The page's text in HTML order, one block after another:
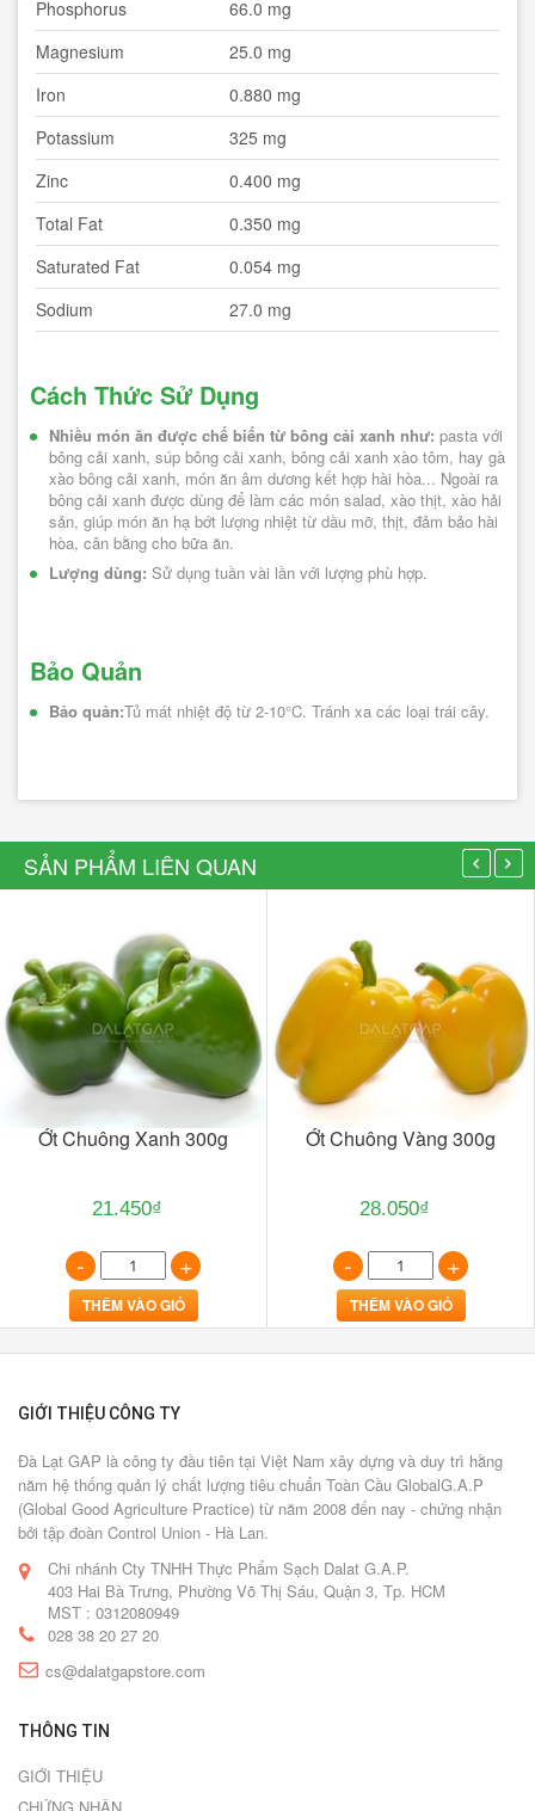
Phosphorus
66.0 mg
Magnesium
25.0 mg
Iron
0.880 mg
Potassium
325 mg
Zinc
0.400 mg
Total Fat
0.350 mg
Saturated Fat
0.054 mg
Sodium
27.0 mg
Cách Thức Sử Dụng
Nhiều món ăn được chế biến từ bông cải xanh như: pasta với
bông cải xanh, súp bông cải xanh, bông cải xanh xào tôm, hay gà
xào bông cải xanh, món ăn âm dương kết hợp hài hòa... Ngoài ra
bông cải xanh được dùng để làm các món salad, xào thịt, xào hải
sản, giúp món ăn hạ bớt lượng nhiệt từ dầu mỡ, thịt, đảm bảo hài
hòa, cân bằng cho bữa ăn.
Lượng dùng: Sử dụng tuần vài lần với lượng phù hợp.
Bảo Quản
Bảo quản:Tủ mát nhiệt độ từ 2-10°C. Tránh xa các loại trái cây.
SẢN PHẨM LIÊN QUAN
Ớt Chuông Xanh 300g
21.450₫
- +
THÊM VÀO GIỎ
Ớt Chuông Vàng 300g
28.050₫
- +
THÊM VÀO GIỎ
GIỚI THIỆU CÔNG TY
Đà Lạt GAP là công ty đầu tiên tại Việt Nam xây dựng và duy trì hằng
năm hệ thống quản lý chất lượng tiêu chuẩn Toàn Cầu GlobalG.A.P
(Global Good Agriculture Practice) từ năm 2008 đến nay - chứng nhận
bởi tập đoàn Control Union - Hà Lan.
Chi nhánh Cty TNHH Thực Phẩm Sạch Dalat G.A.P.
403 Hai Bà Trưng, Phường Võ Thị Sáu, Quận 3, Tp. HCM
MST : 0312080949
028 38 20 27 20
cs@dalatgapstore.com
THÔNG TIN
GIỚI THIỆU